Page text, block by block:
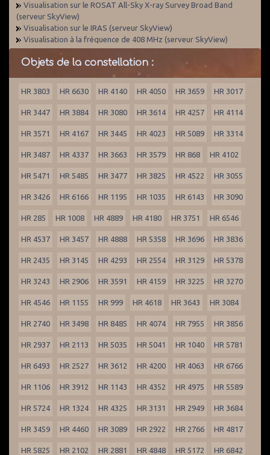
Visualisation sur le ROSAT All-Sky X-ray Survey Broad Band
(serveur SkyView)
Visualisation sur le IRAS (serveur SkyView)
Visualisation à la fréquence de 408 MHz (serveur SkyView)
Objets de la constellation :
HR 3803 HR 6630 HR 4140 HR 4050 HR 3659 HR 3017
HR 3447 HR 3884 HR 3080 HR 3614 HR 4257 HR 4114
HR 3571 HR 4167 HR 3445 HR 4023 HR 5089 HR 3314
HR 3487 HR 4337 HR 3663 HR 3579 HR 868 HR 4102
HR 5471 HR 5485 HR 3477 HR 3825 HR 4522 HR 3055
HR 3426 HR 6166 HR 1195 HR 1035 HR 6143 HR 3090
HR 285 HR 1008 HR 4889 HR 4180 HR 3751 HR 6546
HR 4537 HR 3457 HR 4888 HR 5358 HR 3696 HR 3836
HR 2435 HR 3145 HR 4293 HR 2554 HR 3129 HR 5378
HR 3243 HR 2906 HR 3591 HR 4159 HR 3225 HR 3270
HR 4546 HR 1155 HR 999 HR 4618 HR 3643 HR 3084
HR 2740 HR 3498 HR 8485 HR 4074 HR 7955 HR 3856
HR 2937 HR 2113 HR 5035 HR 5041 HR 1040 HR 5781
HR 6493 HR 2527 HR 3612 HR 4200 HR 4063 HR 6766
HR 1106 HR 3912 HR 1143 HR 4352 HR 4975 HR 5589
HR 5724 HR 1324 HR 4325 HR 3131 HR 2949 HR 3684
HR 3459 HR 4460 HR 3089 HR 2922 HR 2766 HR 4817
HR 5825 HR 2102 HR 2881 HR 4848 HR 5172 HR 6842